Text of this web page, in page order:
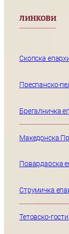
ЛИНКОВИ
Скопска
Преспанско-
Брегалничка
Македонска
Повардарска
Струмичка
Тетовско-